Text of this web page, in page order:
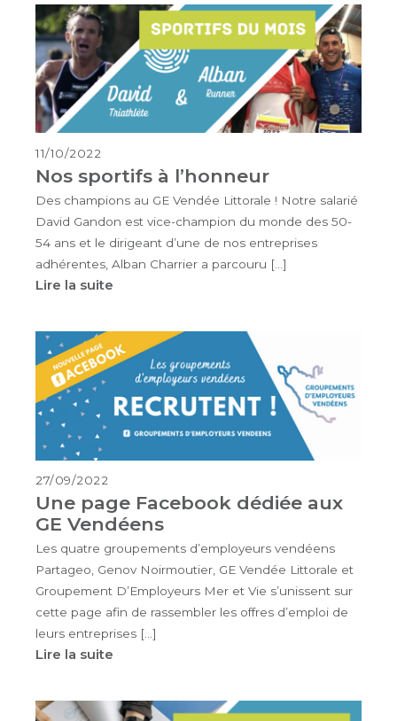
11/10/2022
Nos sportifs à l’honneur
Des champions au GE Vendée Littorale ! Notre salarié
David Gandon est vice-champion du monde des 50-
54 ans et le dirigeant d’une de nos entreprises
adhérentes, Alban Charrier a parcouru […]
Lire la suite
27/09/2022
Une page Facebook dédiée aux
GE Vendéens
Les quatre groupements d’employeurs vendéens
Partageo, Genov Noirmoutier, GE Vendée Littorale et
Groupement D’Employeurs Mer et Vie s’unissent sur
cette page afin de rassembler les offres d’emploi de
leurs entreprises […]
Lire la suite